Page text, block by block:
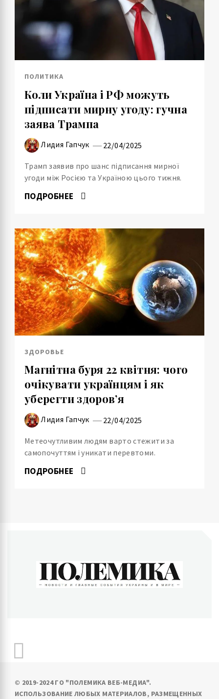
ПОЛИТИКА
Коли Україна і РФ можуть
підписати мирну угоду: гучна
заява Трампа
Лидия Гапчук 22/04/2025
Трамп заявив про шанс підписання мирної
угоди між Росією та Україною цього тижня.
ПОДРОБНЕЕ
ЗДОРОВЬЕ
Магнітна буря 22 квітня: чого
очікувати українцям і як
уберегти здоров’я
Лидия Гапчук 22/04/2025
Метеочутливим людям варто стежити за
самопочуттям і уникати перевтоми.
ПОДРОБНЕЕ
© 2019-2024 ГО "ПОЛЕМИКА ВЕБ-МЕДИА".
ИСПОЛЬЗОВАНИЕ ЛЮБЫХ МАТЕРИАЛОВ, РАЗМЕЩЕННЫХ